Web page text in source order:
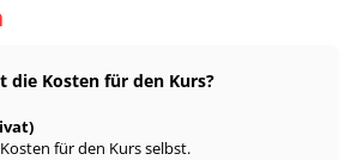
die Kosten für den Kurs?
für den Kurs selbst.